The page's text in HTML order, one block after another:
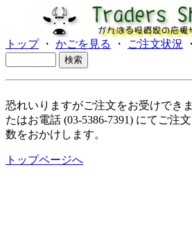
トップ・ かごを見る ・ ご注文状況
恐れいりますがご注文をお受けでき
たはお電話 (03-5386-7391) にてご注
数をおかけします。
トップページへ